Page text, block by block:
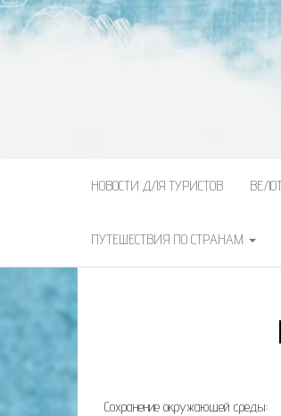
НОВОСТИ ДЛЯ ТУРИСТОВ
ПУТЕШЕСТВИЯ ПО СТРАНАМ
Сохранение окружающей среды: